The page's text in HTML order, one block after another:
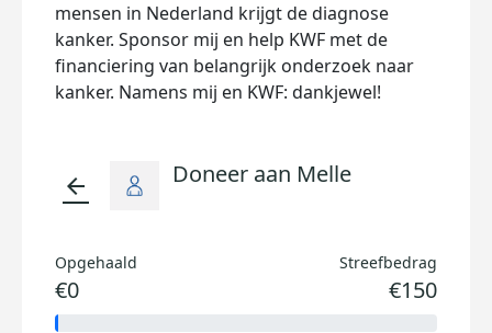
mensen in Nederland krijgt de diagnose
kanker. Sponsor mij en help KWF met de
financiering van belangrijk onderzoek naar
kanker. Namens mij en KWF: dankjewel!
arrow_back Doneer aan Melle
Opgehaald
€0
Streefbedrag
€150